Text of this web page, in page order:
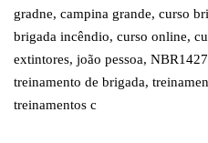
gradne, campina grande, curso
brigada incêndio, curso online,
extintores, joão pessoa,
treinamento de brigada,
treinamentos c